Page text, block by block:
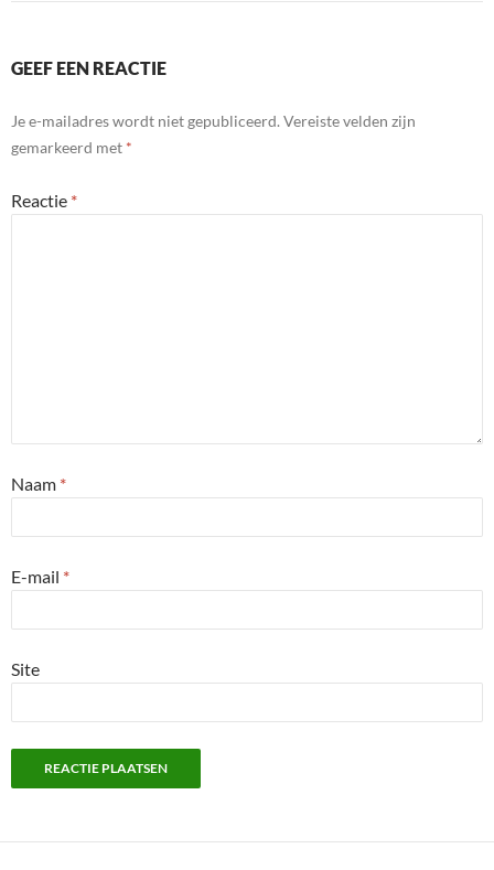
GEEF EEN REACTIE
Je e-mailadres wordt niet gepubliceerd. Vereiste velden zijn
gemarkeerd met *
Reactie *
Naam *
E-mail *
Site